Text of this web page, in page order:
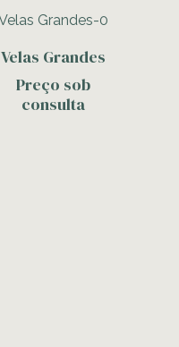
Velas Grandes
Preço sob
consulta